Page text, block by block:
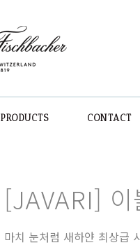
PRODUCTS CONTACT
[JAVARI] 이
마치 눈처럼 새하얀 최상급